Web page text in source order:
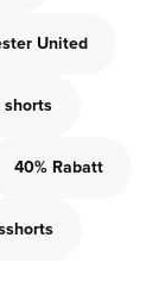
United
shorts
40% Rabatt